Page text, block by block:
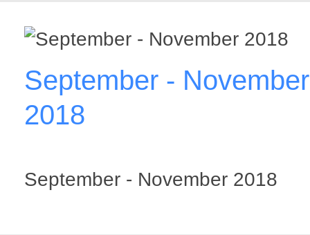
September - November
2018
September - November 2018